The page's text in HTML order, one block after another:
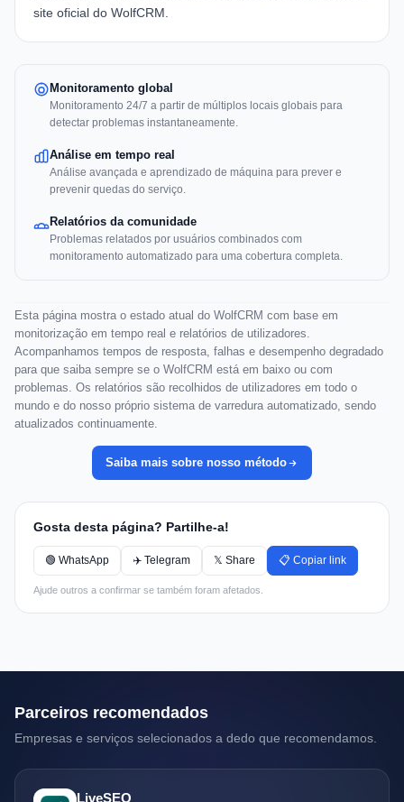
site oficial do WolfCRM.
Monitoramento global
Monitoramento 24/7 a partir de múltiplos locais globais para
detectar problemas instantaneamente.
Análise em tempo real
Análise avançada e aprendizado de máquina para prever e
prevenir quedas do serviço.
Relatórios da comunidade
Problemas relatados por usuários combinados com
monitoramento automatizado para uma cobertura completa.
Esta página mostra o estado atual do WolfCRM com base em
monitorização em tempo real e relatórios de utilizadores.
Acompanhamos tempos de resposta, falhas e desempenho degradado
para que saiba sempre se o WolfCRM está em baixo ou com
problemas. Os relatórios são recolhidos de utilizadores em todo o
mundo e do nosso próprio sistema de varredura automatizado, sendo
atualizados continuamente.
Saiba mais sobre nosso método
Gosta desta página? Partilhe-a!
🟢 WhatsApp ✈️ Telegram 𝕏 Share 📋 Copiar link
Ajude outros a confirmar se também foram afetados.
Parceiros recomendados
Empresas e serviços selecionados a dedo que recomendamos.
LiveSEO